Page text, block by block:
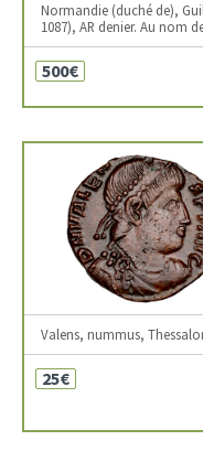
Normandie (duché de),
1087), AR denier. Au nom
500€
Valens, nummus,
25€